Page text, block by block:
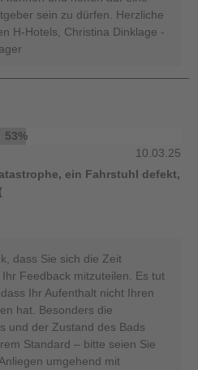
sein zu dürfen. Herzliche
H-Hotels, Christina Dinklage -
53%
10.03.25
ein Fahrstuhl defekt,
dass Sie sich die Zeit
Feedback mitzuteilen. Es tut
Ihr Aufenthalt nicht Ihren
hat. Besonders die
und der Zustand des Bads
Standard – bitte seien Sie
umgehend mit